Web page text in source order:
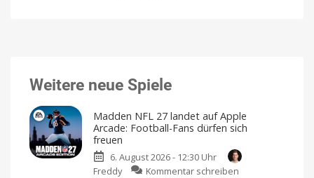
Weitere neue Spiele
Madden NFL 27 landet auf Apple
Arcade: Football-Fans dürfen sich
freuen
6. August 2026 - 12:30 Uhr
Freddy
Kommentar schreiben